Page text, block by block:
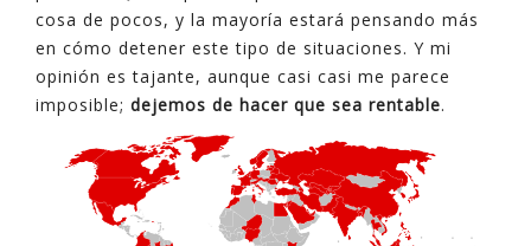
cosa de pocos, y la mayoría estará pensando más
en cómo detener este tipo de situaciones. Y mi
opinión es tajante, aunque casi casi me parece
imposible; dejemos de hacer que sea rentable.